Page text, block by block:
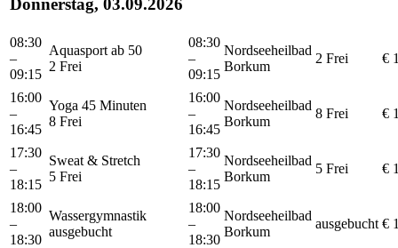
Donnerstag, 03.09.2026
08:30
–
09:15
Aquasport ab 50
2 Frei
08:30
–
09:15
Nordseeheilbad
Borkum
2 Frei €
16:00
–
16:45
Yoga 45 Minuten
8 Frei
16:00
–
16:45
Nordseeheilbad
Borkum
8 Frei €
17:30
–
18:15
Sweat & Stretch
5 Frei
17:30
–
18:15
Nordseeheilbad
Borkum
5 Frei €
18:00
–
18:30
Wassergymnastik
ausgebucht
18:00
–
18:30
Nordseeheilbad
Borkum
ausgebucht €